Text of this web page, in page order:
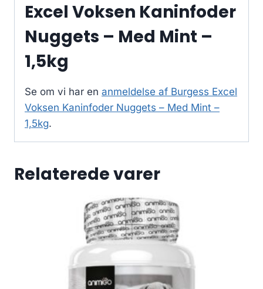
Excel Voksen Kaninfoder
Nuggets – Med Mint –
1,5kg
Se om vi har en anmeldelse af Burgess Excel
Voksen Kaninfoder Nuggets – Med Mint –
1,5kg.
Relaterede varer